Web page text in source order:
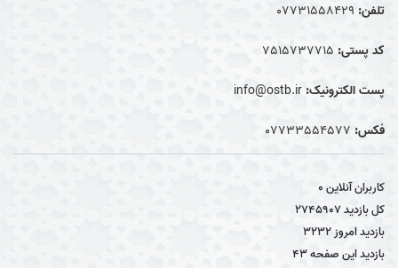
تلفن: 07731558429
کد پستی: 7515737715
پست الکترونیک: info@ostb.ir
فکس: 07733554577
کاربران آنلاین0
کل بازدید2745907
بازدید امروز3232
بازدید این صفحه43